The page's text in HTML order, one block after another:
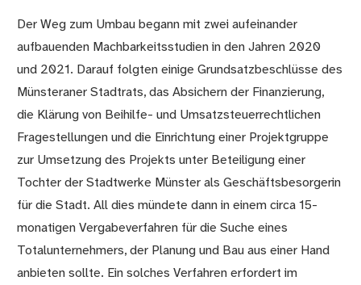
Der Weg zum Umbau begann mit zwei aufeinander
aufbauenden Machbarkeitsstudien in den Jahren 2020
und 2021. Darauf folgten einige Grundsatzbeschlüsse des
Münsteraner Stadtrats, das Absichern der Finanzierung,
die Klärung von Beihilfe- und Umsatzsteuerrechtlichen
Fragestellungen und die Einrichtung einer Projektgruppe
zur Umsetzung des Projekts unter Beteiligung einer
Tochter der Stadtwerke Münster als Geschäftsbesorgerin
für die Stadt. All dies mündete dann in einem circa 15-
monatigen Vergabeverfahren für die Suche eines
Totalunternehmers, der Planung und Bau aus einer Hand
anbieten sollte. Ein solches Verfahren erfordert im